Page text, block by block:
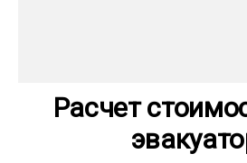
Расчет